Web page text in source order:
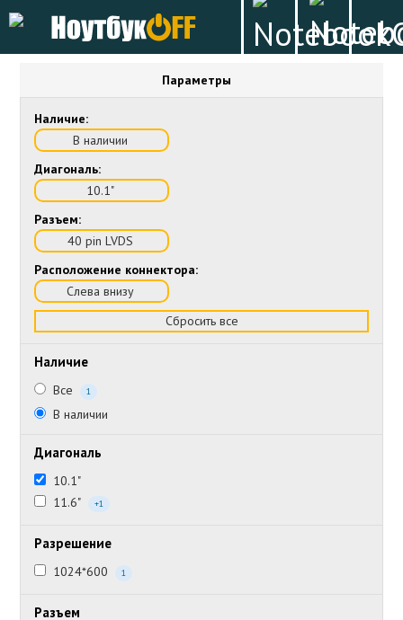
Параметры
Наличие:
В наличии
Диагональ:
10.1"
Разъем:
40 pin LVDS
Расположение коннектора:
Слева внизу
Сбросить все
Наличие
Все 1
В наличии
Диагональ
10.1"
11.6"
+1
Разрешение
1024*600 1
Разъем